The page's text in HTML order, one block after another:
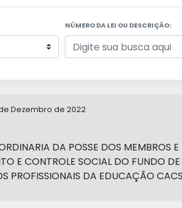
NÚMERO DA LEI OU DESCRIÇÃO:
Dezembro de 2022
DA POSSE DOS MEMBROS
E CONTROLE SOCIAL DO FUNDO
PROFISSIONAIS DA EDUCAÇÃO